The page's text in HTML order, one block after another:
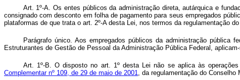
Art. 1º-A. Os entes públicos da administração direta, autárquica e
consignado com desconto em folha de pagamento para seus empregados
plataformas de que trata o art. 2º-A desta Lei, nos termos da regulamentação
Parágrafo único. Aos empregados públicos da administração pública
Estruturantes de Gestão de Pessoal da Administração Pública Federal,
Art. 1º-B. O disposto no art. 1º desta Lei não se aplica às
Complementar nº 109, de 29 de maio de 2001
, da regulamentação do